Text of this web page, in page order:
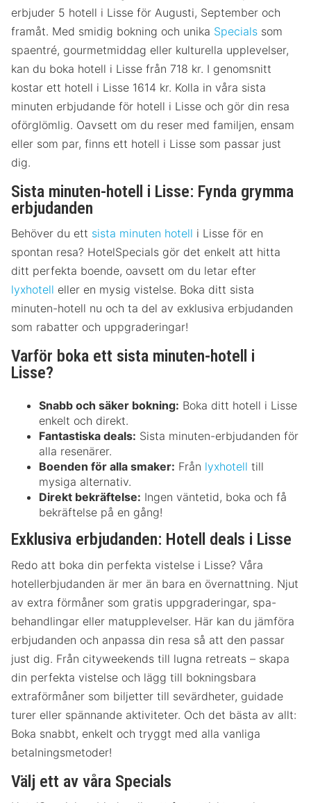
erbjuder 5 hotell i Lisse för Augusti, September och
framåt. Med smidig bokning och unika Specials som
spaentré, gourmetmiddag eller kulturella upplevelser,
kan du boka hotell i Lisse från 718 kr. I genomsnitt
kostar ett hotell i Lisse 1614 kr. Kolla in våra sista
minuten erbjudande för hotell i Lisse och gör din resa
oförglömlig. Oavsett om du reser med familjen, ensam
eller som par, finns ett hotell i Lisse som passar just
dig.
Sista minuten-hotell i Lisse: Fynda grymma
erbjudanden
Behöver du ett sista minuten hotell i Lisse för en
spontan resa? HotelSpecials gör det enkelt att hitta
ditt perfekta boende, oavsett om du letar efter
lyxhotell eller en mysig vistelse. Boka ditt sista
minuten-hotell nu och ta del av exklusiva erbjudanden
som rabatter och uppgraderingar!
Varför boka ett sista minuten-hotell i
Lisse?
Snabb och säker bokning: Boka ditt hotell i Lisse
enkelt och direkt.
Fantastiska deals: Sista minuten-erbjudanden för
alla resenärer.
Boenden för alla smaker: Från lyxhotell till
mysiga alternativ.
Direkt bekräftelse: Ingen väntetid, boka och få
bekräftelse på en gång!
Exklusiva erbjudanden: Hotell deals i Lisse
Redo att boka din perfekta vistelse i Lisse? Våra
hotellerbjudanden är mer än bara en övernattning. Njut
av extra förmåner som gratis uppgraderingar, spa-
behandlingar eller matupplevelser. Här kan du jämföra
erbjudanden och anpassa din resa så att den passar
just dig. Från cityweekends till lugna retreats – skapa
din perfekta vistelse och lägg till bokningsbara
extraförmåner som biljetter till sevärdheter, guidade
turer eller spännande aktiviteter. Och det bästa av allt:
Boka snabbt, enkelt och tryggt med alla vanliga
betalningsmetoder!
Välj ett av våra Specials